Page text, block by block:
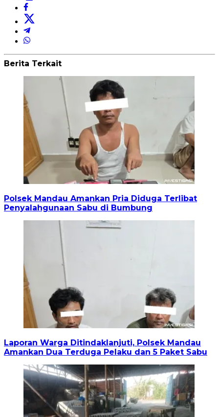
Berita Terkait
Polsek Mandau Amankan Pria Diduga Terlibat
Penyalahgunaan Sabu di Bumbung
Laporan Warga Ditindaklanjuti, Polsek Mandau
Amankan Dua Terduga Pelaku dan 5 Paket Sabu